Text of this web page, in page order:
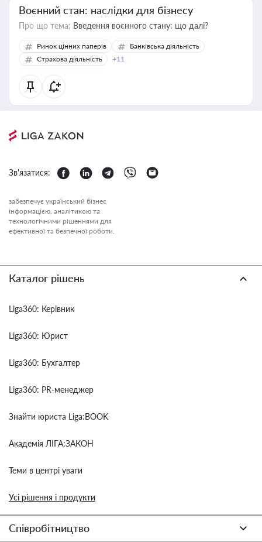
Воєнний стан: наслідки для бізнесу
Про що тема: Введення воєнного стану: що далі?
Ринок цінних паперів
Банківська діяльність
Страхова діяльність
+11
Зв'язатися:
забезпечує український бізнес
інформацією, аналітикою та
технологічними рішеннями для
ефективної та безпечної роботи.
Каталог рішень
Liga360: Керівник
Liga360: Юрист
Liga360: Бухгалтер
Liga360: PR-менеджер
Знайти юриста Liga:BOOK
Академія ЛІГА:ЗАКОН
Теми в центрі уваги
Усі рішення і продукти
Співробітництво